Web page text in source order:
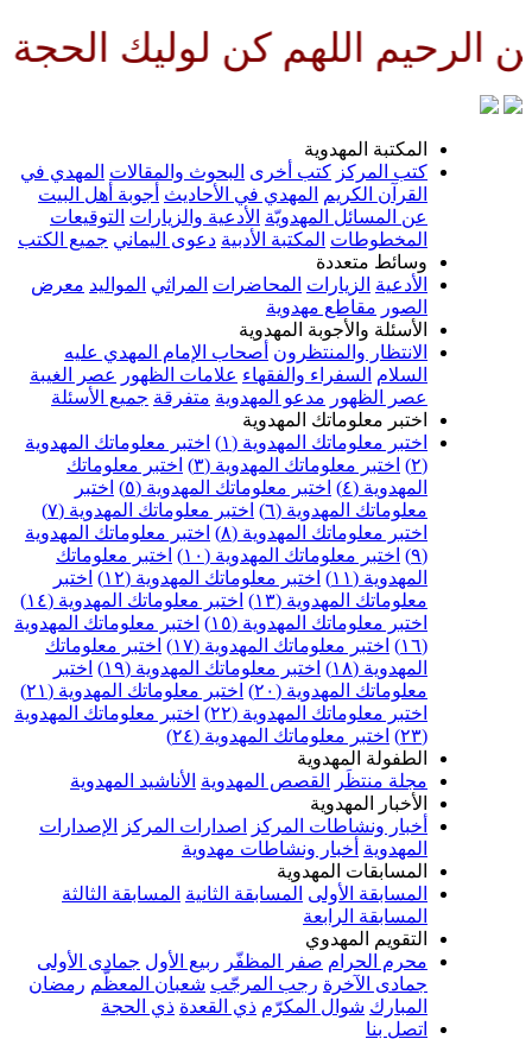
كن لوليك الحجة بن
المهدوية
كتب أخرى البحوث والمقالات المهدي في
المهدي في الأحاديث أجوبة أهل البيت
المسائل المهدويّة الأدعية والزيارات التوقيعات
المكتبة الأدبية دعوى اليماني جميع الكتب
متعددة
الزيارات المحاضرات المراثي المواليد معرض
مقاطع مهدوية
والأجوبة المهدوية
والمنتظرون أصحاب الإمام المهدي عليه
السفراء والفقهاء علامات الظهور عصر الغيبة
مدعو المهدوية متفرقة جميع الأسئلة
معلوماتك المهدوية
معلوماتك المهدوية (١)
اختبر معلوماتك المهدوية
اختبر معلوماتك المهدوية (٣)
اختبر معلوماتك
اختبر معلوماتك المهدوية (٥)
اختبر
المهدوية (٦)
اختبر معلوماتك المهدوية (٧)
معلوماتك المهدوية (٨)
اختبر معلوماتك المهدوية
اختبر معلوماتك المهدوية (١٠)
اختبر معلوماتك
اختبر معلوماتك المهدوية (١٢)
اختبر
المهدوية (١٣)
اختبر معلوماتك المهدوية (١٤)
معلوماتك المهدوية (١٥)
اختبر معلوماتك المهدوية
اختبر معلوماتك المهدوية (١٧)
اختبر معلوماتك
اختبر معلوماتك المهدوية (١٩)
اختبر
المهدوية (٢٠)
اختبر معلوماتك المهدوية (٢١)
معلوماتك المهدوية (٢٢)
اختبر معلوماتك المهدوية
اختبر معلوماتك المهدوية (٢٤)
المهدوية
منتظَر
القصص المهدوية الأناشيد المهدوية
المهدوية
ونشاطات المركز اصدارات المركز الإصدارات
أخبار ونشاطات مهدوية
المهدوية
الأولى المسابقة الثانية المسابقة الثالثة
الرابعة
المهدوي
الحرام
صفر المظفّر ربيع الأول جمادى الأولى
رجب المرجّب شعبان المعظّم رمضان
شوال المكرّم ذي القعدة ذي الحجة